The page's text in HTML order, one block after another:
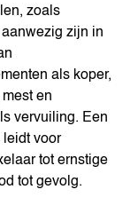
zoals
zijn in
als koper,
en
vervuiling. Een
leidt voor
tot ernstige
tot gevolg.